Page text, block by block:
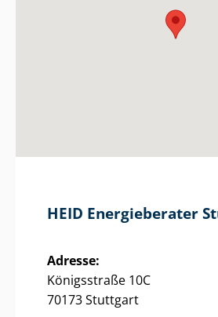
HEID Energieberater
Adresse:
Königsstraße 10C
70173 Stuttgart